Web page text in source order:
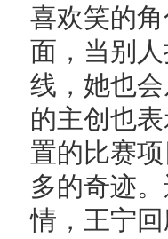
喜欢笑的
面，当别
线，她也
的主创也
置的比赛
多的奇迹
情，王宁